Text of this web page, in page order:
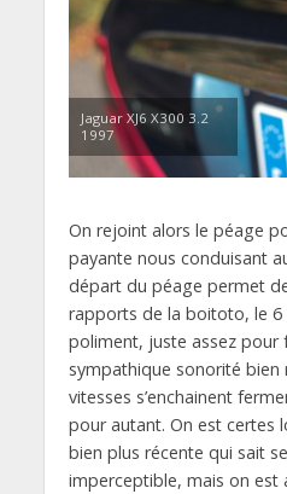
Jaguar XJ6 X300 3.2
1997
On rejoint alors le péage
payante nous conduisant
départ du péage permet
rapports de la boitoto, le 6
poliment, juste assez pour
sympathique sonorité bien
vitesses s’enchainent
pour autant. On est certes
bien plus récente qui sait
imperceptible, mais on est